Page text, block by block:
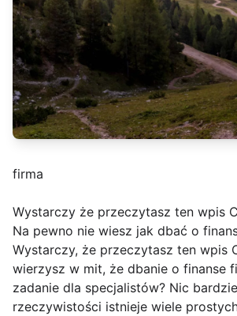
firma
Wystarczy że przeczytasz ten wpis
Na pewno nie wiesz jak dbać o
Wystarczy, że przeczytasz ten wpis
wierzysz w mit, że dbanie o finanse
zadanie dla specjalistów? Nic
rzeczywistości istnieje wiele